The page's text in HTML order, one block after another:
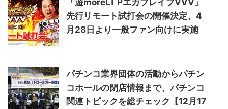
先行リモート試打会の開催決定、4
月28日より一般ファン向けに実施
パチンコ業界団体の活動からパチン
コホールの閉店情報まで、パチンコ
関連トピックを総チェック【12月17